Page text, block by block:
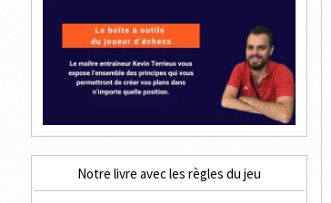
Notre livre avec les règles du jeu